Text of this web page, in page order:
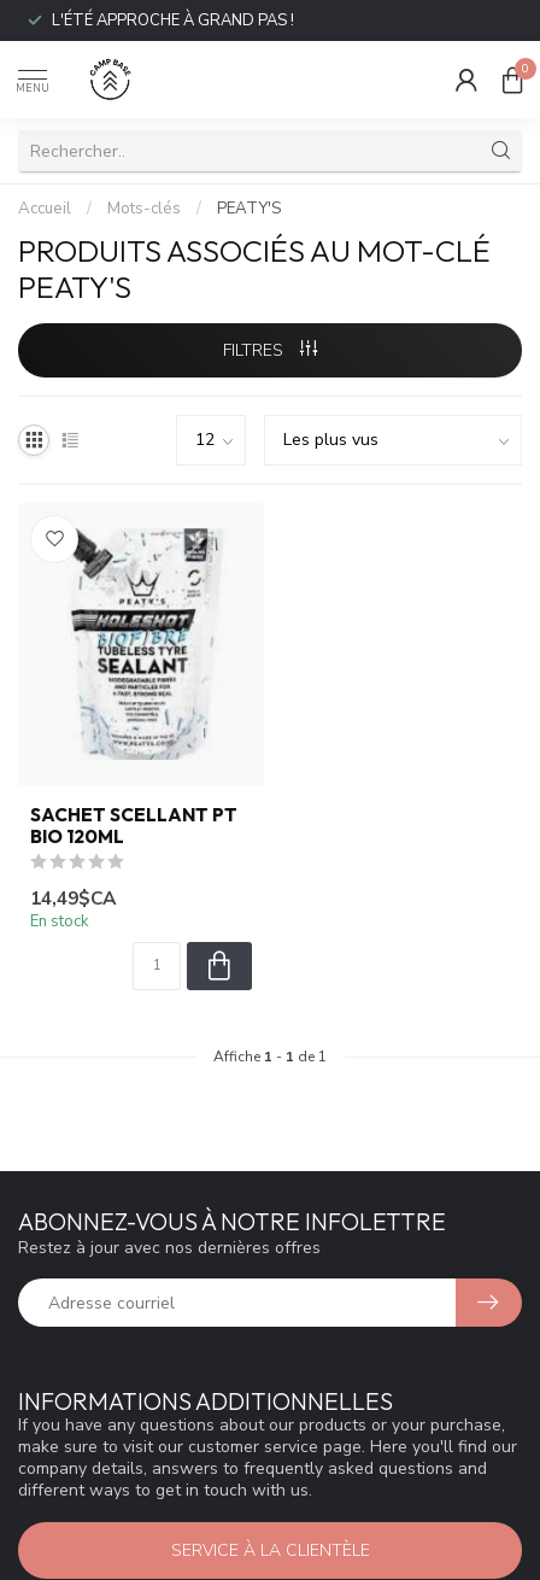
L'ÉTÉ APPROCHE À GRAND PAS !
MENU
0
Accueil / Mots-clés / PEATY'S
PRODUITS ASSOCIÉS AU MOT-CLÉ
PEATY'S
FILTRES
SACHET SCELLANT PT
BIO 120ML
14,49$CA
En stock
Affiche 1 - 1 de 1
INFORMATIONS ADDITIONNELLES
If you have any questions about our products or your purchase,
make sure to visit our customer service page. Here you'll find our
company details, answers to frequently asked questions and
different ways to get in touch with us.
SERVICE À LA CLIENTÈLE
ABONNEZ-VOUS À NOTRE INFOLETTRE
Restez à jour avec nos dernières offres